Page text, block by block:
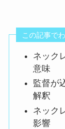
この記事で
ネック
意味
監督が
解釈
ネック
影響